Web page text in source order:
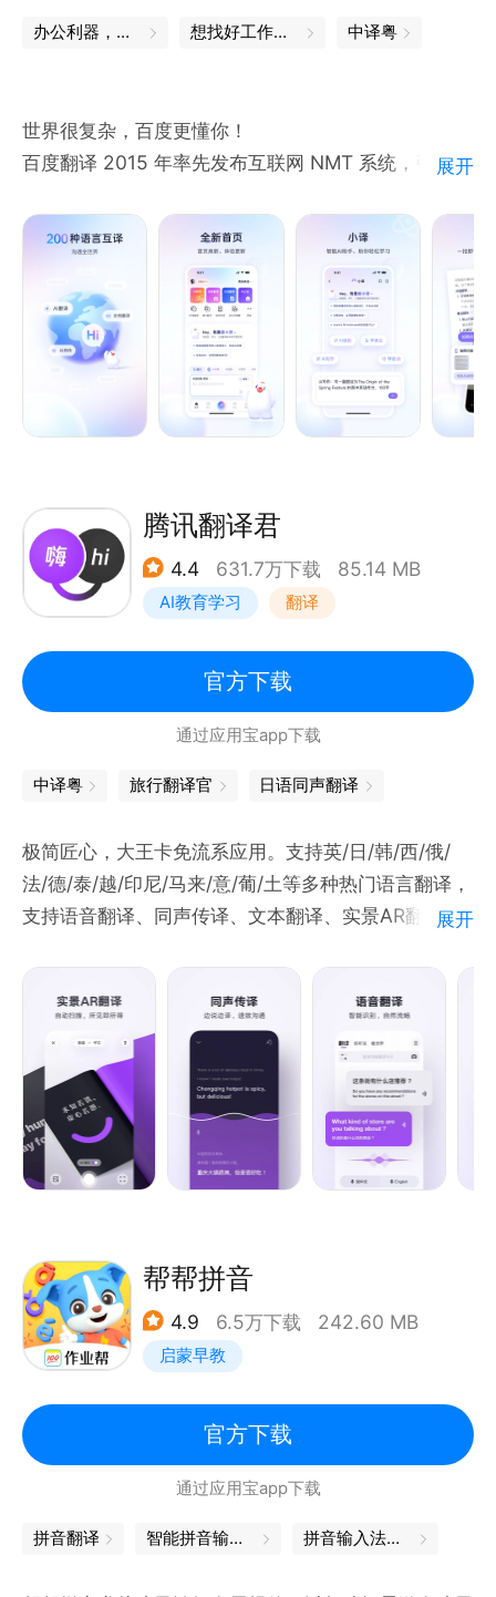
文本翻译：输入文本即可翻译，支持107种语言翻译。
办公利器，让工作更轻松 想找好工作？试试这款APP 中译粤
世界很复杂，百度更懂你！
百度翻译 2015 年率先发布互联网 NMT 系统，引领机
国家科技进步二等奖等，经优化后文本、拍照等翻译均
升级，现支持 200 种语言互译。
主要功能含 AI 大模型翻译（获取优质译文，更有多情
景下的扩展译法、重点词汇在特定情景的释义讲解，从
译到会，一步到位）、度小译词典（收录权威牛津、柯
林斯词典，累积覆盖2100万词条，更有海量双语例
句、视频讲解、同反义词、词根词缀等等服词典资
（实时语音翻译，支持中、英、日等21种热门语言的
语音输入）、背单词（“教、学、测”三位一体的背词模
式）、作文批改（格式、语法、拼写三大评分维度智能
纠错与润色，给出修改建议）、语法分析（AI解构英文
句，专业多维度打分和纠错）、英语短视频（趣味学
习）、feed 双语文章、度小译AI助手、AI口语、文档
翻译（支持AI大模型翻译、专业领域模型翻译，支持文
档格式转换）、AI同传、AI论文精翻等。
展开
腾讯翻译君
4.4 631.7万下载 85.14 MB
AI教育学习 翻译
官方下载
通过应用宝app下载
中译粤 旅行翻译官 日语同声翻译
极简匠心，大王卡免流系应用。支持英/日/韩/西/俄/
法/德/泰/越/印尼/马来/意/葡/土等多种热门语言翻译，
支持语音翻译、同声传译、文本翻译、实景AR翻译等
习、出国旅游、日常交流等需求。
更懂国人语言习惯，采用先进的神经网络机器翻译引擎
NMT，BLEU评测和专业人工评测，翻译自然流畅。
【深受亿万用户和业界同行信任】
- 博鳌AI同传技术展示方
【主要功能】
* 语音翻译 | 无需打字，快拿去与歪果友人谈笑风生
吧；
* 全能生词本 | 收藏词句轻松复习；
--------------------
我们渴望听到你的反馈！
如果你有任何建议或问题，可以发送邮件到
展开
帮帮拼音
4.9 6.5万下载 242.60 MB
启蒙早教
官方下载
通过应用宝app下载
拼音翻译 智能拼音输入法 拼音输入法下载